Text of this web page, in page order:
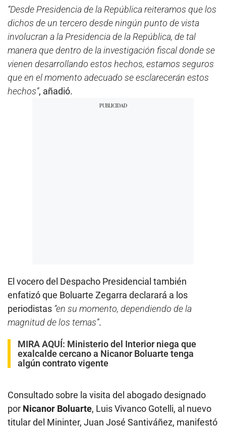
“Desde Presidencia de la República reiteramos que los
dichos de un tercero desde ningún punto de vista
involucran a la Presidencia de la República, de tal
manera que dentro de la investigación fiscal donde se
vienen desarrollando estos hechos, estamos seguros
que en el momento adecuado se esclarecerán estos
hechos”, añadió.
El vocero del Despacho Presidencial también
enfatizó que Boluarte Zegarra declarará a los
periodistas “en su momento, dependiendo de la
magnitud de los temas”.
MIRA AQUÍ: Ministerio del Interior niega que
exalcalde cercano a Nicanor Boluarte tenga
algún contrato vigente
Consultado sobre la visita del abogado designado
por Nicanor Boluarte, Luis Vivanco Gotelli, al nuevo
titular del Mininter, Juan José Santiváñez, manifestó